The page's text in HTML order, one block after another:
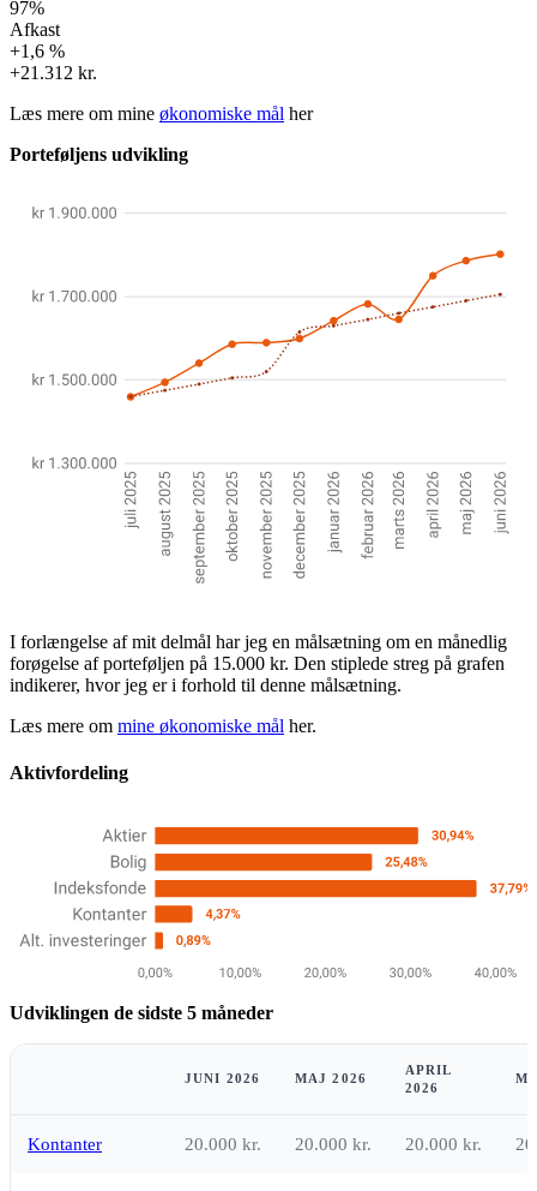
97%
Afkast
+1,6 %
+21.312 kr.
Læs mere om mine økonomiske mål her
Porteføljens udvikling
I forlængelse af mit delmål har jeg en målsætning om en månedlig
forøgelse af porteføljen på 15.000 kr. Den stiplede streg på grafen
indikerer, hvor jeg er i forhold til denne målsætning.
Læs mere om mine økonomiske mål her.
Aktivfordeling
Udviklingen de sidste 5 måneder
JUNI 2026 MAJ 2026
APRIL
2026
Kontanter 20.000 kr. 20.000 kr. 20.000 kr.